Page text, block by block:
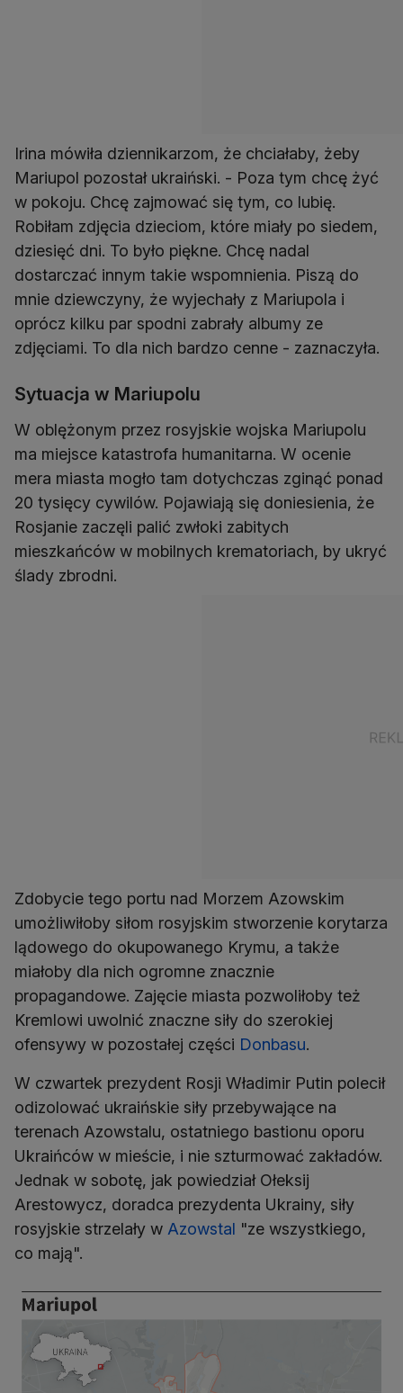
Irina mówiła dziennikarzom, że chciałaby, żeby
Mariupol pozostał ukraiński. - Poza tym chcę żyć
w pokoju. Chcę zajmować się tym, co lubię.
Robiłam zdjęcia dzieciom, które miały po siedem,
dziesięć dni. To było piękne. Chcę nadal
dostarczać innym takie wspomnienia. Piszą do
mnie dziewczyny, że wyjechały z Mariupola i
oprócz kilku par spodni zabrały albumy ze
zdjęciami. To dla nich bardzo cenne - zaznaczyła.
Sytuacja w Mariupolu
W oblężonym przez rosyjskie wojska Mariupolu
ma miejsce katastrofa humanitarna. W ocenie
mera miasta mogło tam dotychczas zginąć ponad
20 tysięcy cywilów. Pojawiają się doniesienia, że
Rosjanie zaczęli palić zwłoki zabitych
mieszkańców w mobilnych krematoriach, by ukryć
ślady zbrodni.
Zdobycie tego portu nad Morzem Azowskim
umożliwiłoby siłom rosyjskim stworzenie korytarza
lądowego do okupowanego Krymu, a także
miałoby dla nich ogromne znacznie
propagandowe. Zajęcie miasta pozwoliłoby też
Kremlowi uwolnić znaczne siły do szerokiej
ofensywy w pozostałej części Donbasu.
W czwartek prezydent Rosji Władimir Putin polecił
odizolować ukraińskie siły przebywające na
terenach Azowstalu, ostatniego bastionu oporu
Ukraińców w mieście, i nie szturmować zakładów.
Jednak w sobotę, jak powiedział Ołeksij
Arestowycz, doradca prezydenta Ukrainy, siły
rosyjskie strzelały w Azowstal "ze wszystkiego,
co mają".